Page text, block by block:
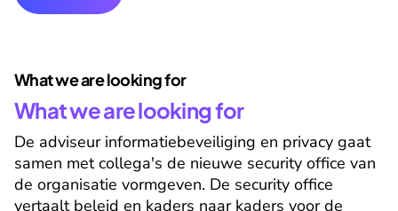
What we are looking for
What we are looking for
De adviseur informatiebeveiliging en privacy gaat
samen met collega's de nieuwe security office van
de organisatie vormgeven. De security office
vertaalt beleid en kaders naar kaders voor de